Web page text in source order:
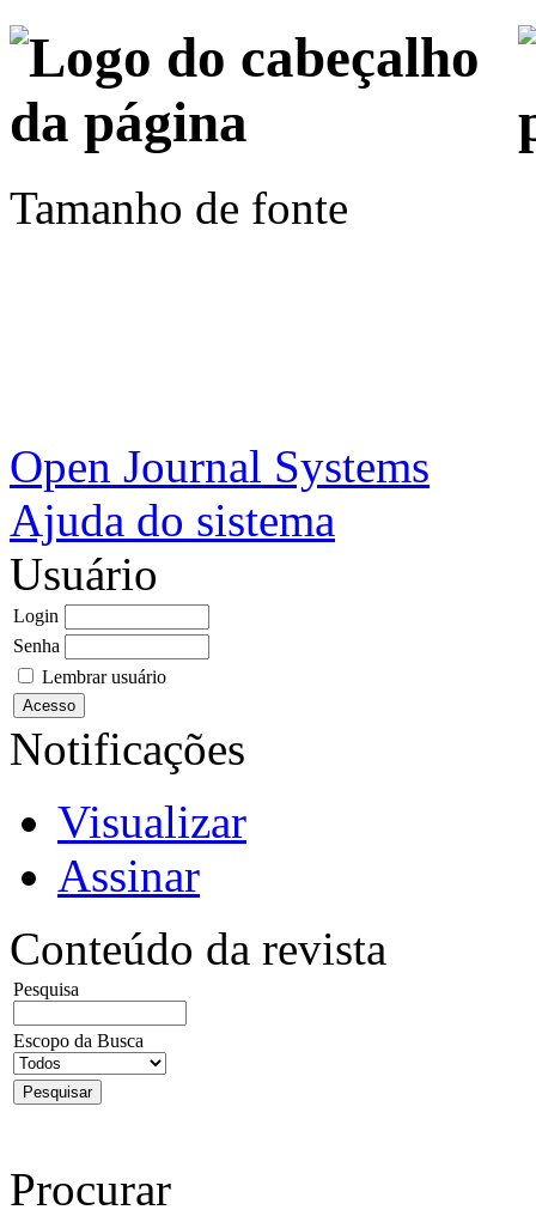
Tamanho de fonte
Open Journal Systems
Ajuda do sistema
Usuário
Login
Senha
Lembrar usuário
Notificações
Visualizar
Assinar
Conteúdo da revista
Pesquisa
Escopo da Busca
Procurar